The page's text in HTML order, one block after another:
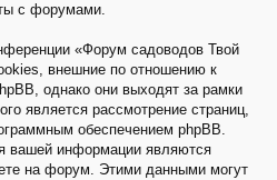
с форумами.
«Форум садоводов Твой
внешние по отношению к
однако они выходят за рамки
является рассмотрение страниц,
обеспечением phpBB.
вашей информации являются
на форум. Этими данными могут